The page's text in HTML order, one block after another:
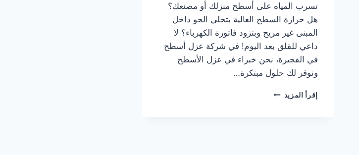
تسرب المياه على أسطح منزلك أو مصنعك؟
هل حرارة السطح العالية بتخلي الجو داخل
المبنى غير مريح وبتزود فاتورة الكهرباء؟ لا
داعي للقلق بعد اليوم! في شركة عزل أسطح
في الفجيرة، نحن خبراء في عزل الأسطح
ونوفر لك حلول مبتكرة…
إقرأ المزيد شركة